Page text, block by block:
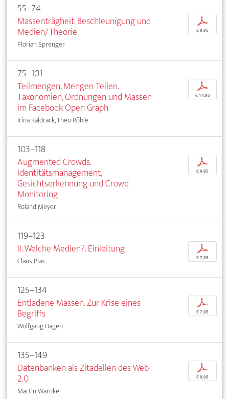
55–74
Massenträgheit. Beschleunigung und
Medien/Theorie
Florian Sprenger
p
€ 9,95
75–101
Teilmengen, Mengen Teilen.
Taxonomien, Ordnungen und Massen
im Facebook Open Graph
Irina Kaldrack, Theo Röhle
p
€ 14,95
103–118
Augmented Crowds.
Identitätsmanagement,
Gesichtserkennung und Crowd
Monitoring
Roland Meyer
p
€ 9,95
119–123
II. Welche Medien?. Einleitung
Claus Pias
p
€ 7,95
125–134
Entladene Massen. Zur Krise eines
Begriffs
Wolfgang Hagen
p
€ 7,95
135–149
Datenbanken als Zitadellen des Web
2.0
Martin Warnke
p
€ 9,95